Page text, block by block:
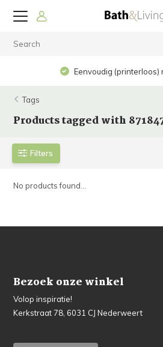
Eenvoudig
Tags
Products tagged with
Filters
No products found...
Bezoek onze winkel
Volop inspiratie!
Kerkstraat 78, 6031 CJ Nederweert